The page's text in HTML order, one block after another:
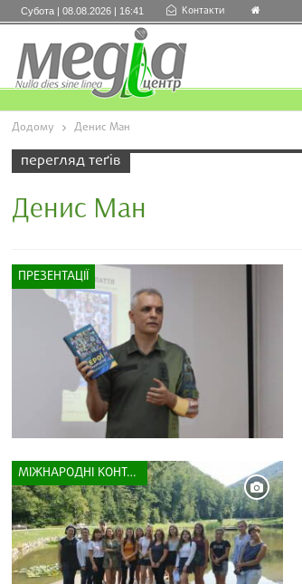
Субота | 08.08.2026 | 16:41 Контакти
Додому Денис Ман
перегляд теґів
Денис Ман
ПРЕЗЕНТАЦІЇ
МІЖНАРОДНІ КОНТАКТИ